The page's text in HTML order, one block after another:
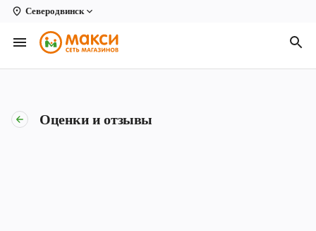
Северодвинск
Вологда
Архангельск
Киров Оценки и отзывы